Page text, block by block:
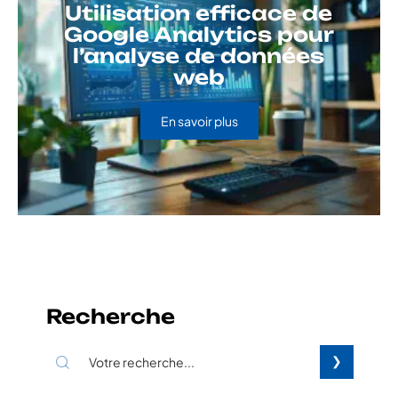
Utilisation efficace de
Google Analytics pour
l’analyse de données
web
En savoir plus
Recherche